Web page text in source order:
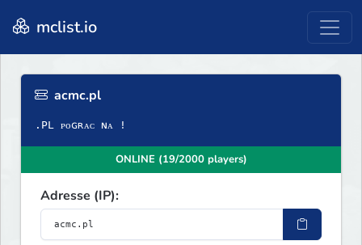
mclist.io
acmc.pl
ONLINE (19/2000 players)
Adresse (IP):